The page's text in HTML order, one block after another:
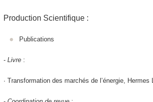
Production Scientifique :
Publications
- Livre :
· Transformation des marchés de l’énergie, Hermes